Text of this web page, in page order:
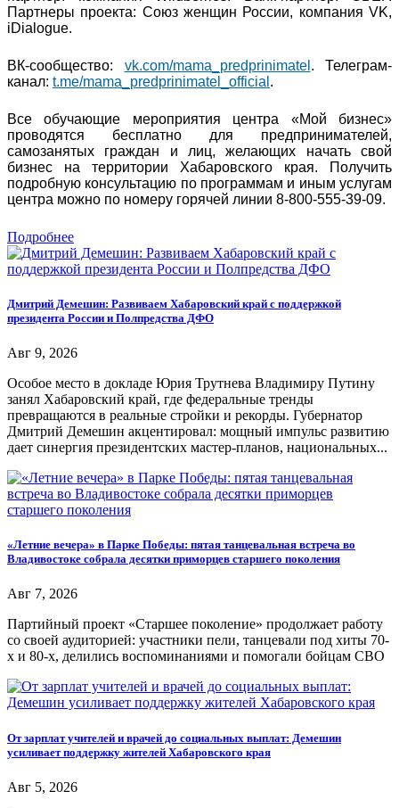
Партнеры проекта: Союз женщин России, компания VK,
iDialogue.
ВК-сообщество: vk.com/mama_predprinimatel . Телеграм-
канал: t.me/mama_predprinimatel_official .
Все обучающие мероприятия центра «Мой бизнес»
проводятся бесплатно для предпринимателей,
самозанятых граждан и лиц, желающих начать свой
бизнес на территории Хабаровского края. Получить
подробную консультацию по программам и иным услугам
центра можно по номеру горячей линии 8-800-555-39-09.
Подробнее
Дмитрий Демешин: Развиваем Хабаровский край с поддержкой
президента России и Полпредства ДФО
Авг 9, 2026
Особое место в докладе Юрия Трутнева Владимиру Путину
занял Хабаровский край, где федеральные тренды
превращаются в реальные стройки и рекорды. Губернатор
Дмитрий Демешин акцентировал: мощный импульс развитию
дает синергия президентских мастер-планов, национальных...
«Летние вечера» в Парке Победы: пятая танцевальная встреча во
Владивостоке собрала десятки приморцев старшего поколения
Авг 7, 2026
Партийный проект «Старшее поколение» продолжает работу
со своей аудиторией: участники пели, танцевали под хиты 70-
х и 80-х, делились воспоминаниями и помогали бойцам СВО
От зарплат учителей и врачей до социальных выплат: Демешин
усиливает поддержку жителей Хабаровского края
Авг 5, 2026